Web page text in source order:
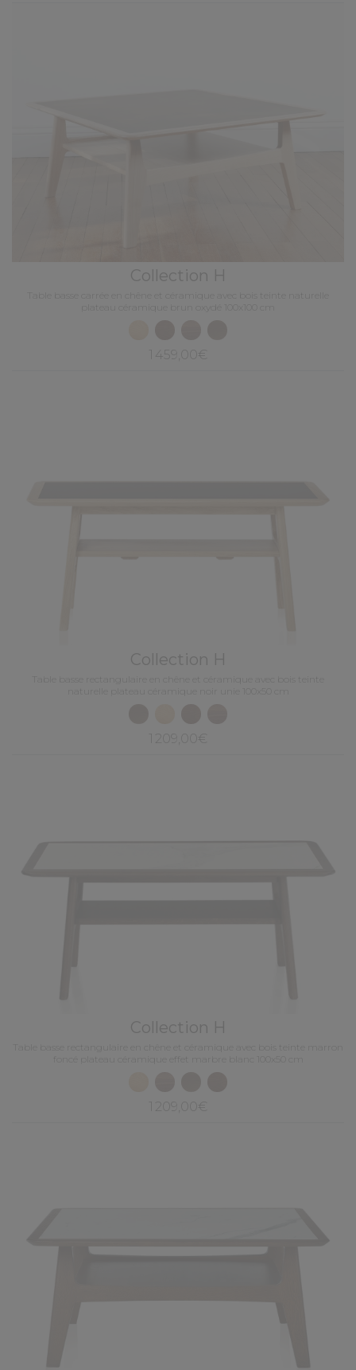
Collection H
Table basse carrée en chêne et céramique avec bois teinte naturelle
plateau céramique brun oxydé 100x100 cm
1 459,00€
Collection H
Table basse rectangulaire en chêne et céramique avec bois teinte
naturelle plateau céramique noir unie 100x50 cm
1 209,00€
Collection H
Table basse rectangulaire en chêne et céramique avec bois teinte marron
foncé plateau céramique effet marbre blanc 100x50 cm
1 209,00€